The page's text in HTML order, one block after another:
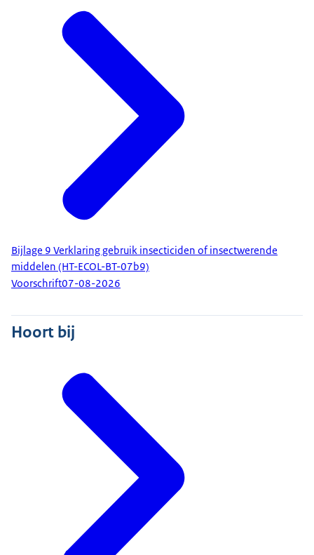
Bijlage 9 Verklaring gebruik insecticiden of insectwerende
middelen (HT-ECOL-BT-07b9)
Voorschrift07-08-2026
Hoort bij